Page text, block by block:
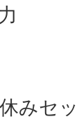
みセッ